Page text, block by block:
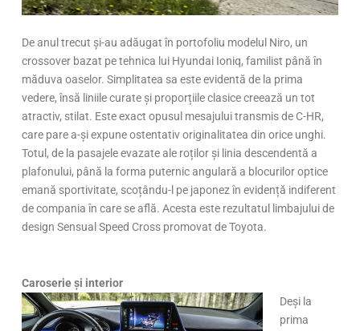
De anul trecut și-au adăugat în portofoliu modelul Niro, un
crossover bazat pe tehnica lui Hyundai Ioniq, familist până în
măduva oaselor. Simplitatea sa este evidentă de la prima
vedere, însă liniile curate și proporțiile clasice creează un tot
atractiv, stilat. Este exact opusul mesajului transmis de C-HR,
care pare a-și expune ostentativ originalitatea din orice unghi.
Totul, de la pasajele evazate ale roților și linia descendentă a
plafonului, până la forma puternic angulară a blocurilor optice
emană sportivitate, scoțându-l pe japonez în evidență indiferent
de compania în care se află. Acesta este rezultatul limbajului de
design Sensual Speed Cross promovat de Toyota.
Caroserie și interior
Deși la
prima